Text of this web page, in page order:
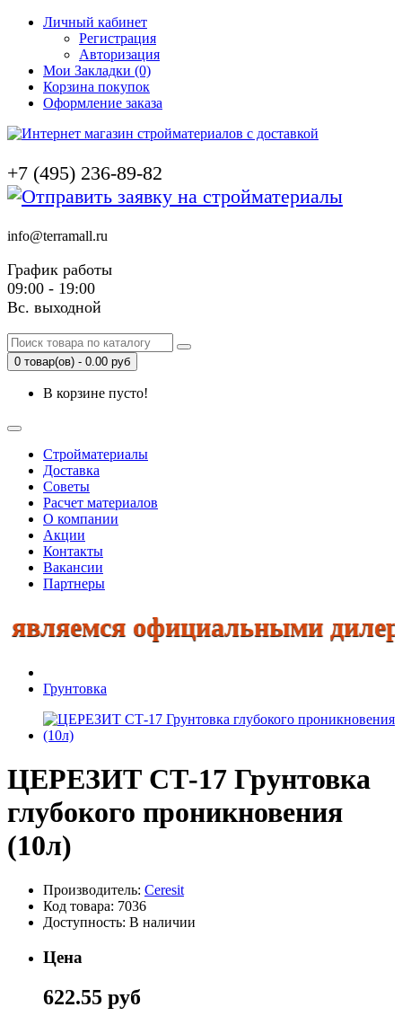
Личный кабинет
Регистрация
Авторизация
Мои Закладки (0)
Корзина покупок
Оформление заказа
+7 (495) 236-89-82
info@terramall.ru
График работы
09:00 - 19:00
Вс. выходной
0 товар(ов) - 0.00 руб
В корзине пусто!
Стройматериалы
Доставка
Советы
Расчет материалов
О компании
Акции
Контакты
Вакансии
Партнеры
официальными дилерами:
Грунтовка
ЦЕРЕЗИТ СТ-17 Грунтовка
глубокого проникновения
(10л)
Производитель: Ceresit
Код товара: 7036
Доступность: В наличии
Цена
622.55 руб